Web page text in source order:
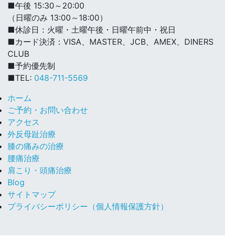
■午後 15:30～20:00
（日曜のみ 13:00～18:00）
■休診日：火曜・土曜午後・日曜午前中・祝日
■カード決済：VISA、MASTER、JCB、AMEX、DINERS
CLUB
■予約優先制
■TEL: 048-711-5569
ホーム
ご予約・お問い合わせ
アクセス
外反母趾治療
膝の痛みの治療
腰痛治療
肩こり・頭痛治療
Blog
サイトマップ
プライバシーポリシー（個人情報保護方針）